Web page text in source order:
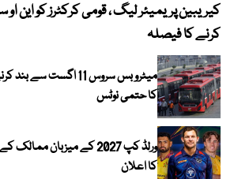
کرنے کا فیصلہ
میٹرو بس سروس 11 اگست
کا حتمی نوٹس
ورلڈ کپ 2027 کے میزبان
کا اعلان